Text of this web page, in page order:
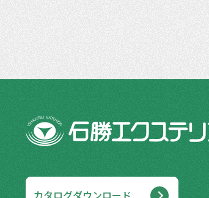
カタログダウンロード